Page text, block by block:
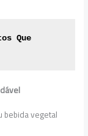
Que
bebida vegetal